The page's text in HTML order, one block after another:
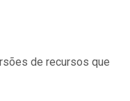
de recursos que